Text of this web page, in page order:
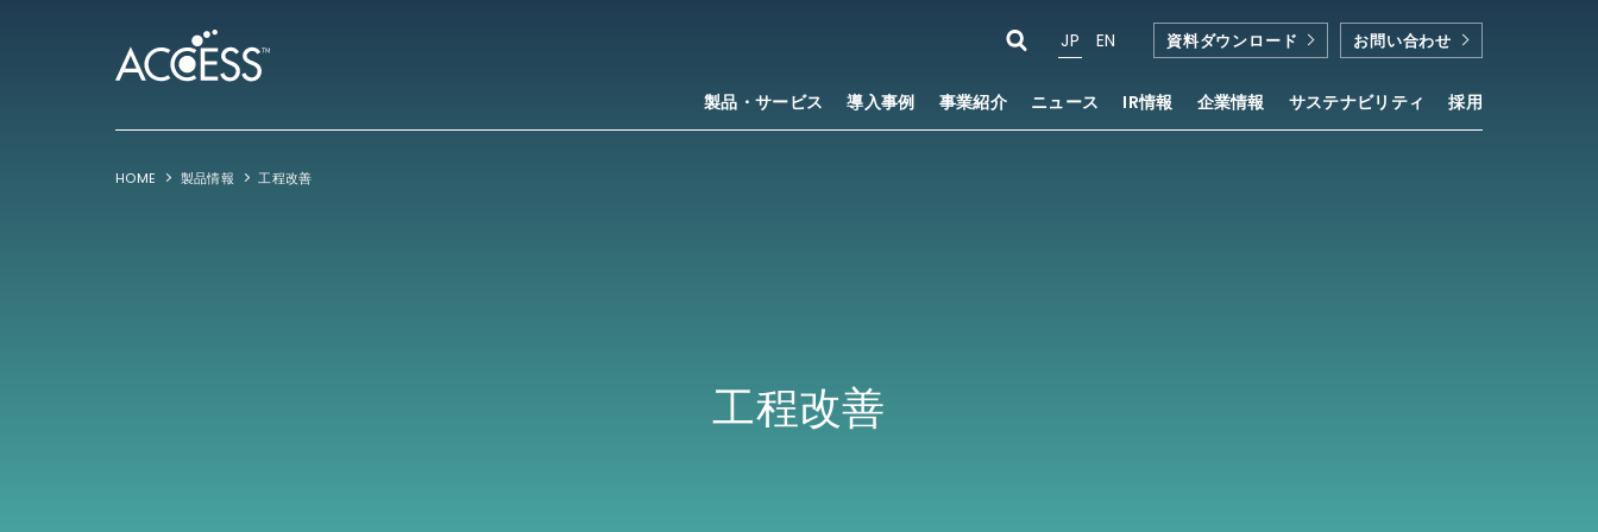
製品・サービス 導入事例 事業紹介 ニュース IR情報 企業情報 サステナビリティ 採用
JP EN 資料ダウンロード お問い合わせ
HOME 製品情報 工程改善
工程改善